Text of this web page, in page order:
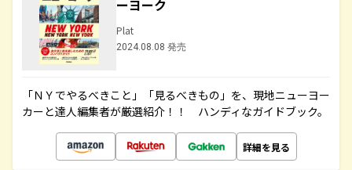
ーヨーク
Plat
2024.08.08 発売
「ＮＹでやるべきこと」「見るべきもの」を、現地ニューヨー
カーと達人編集者が厳選紹介！！ ハンディなガイドブック。
詳細を見る